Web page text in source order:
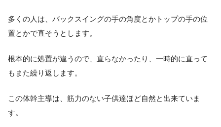
多くの人は、バックスイングの手の角度とかトップの手の位
置とかで直そうとします。
根本的に処置が違うので、直らなかったり、一時的に直って
もまた繰り返します。
この体幹主導は、筋力のない子供達ほど自然と出来ていま
す。